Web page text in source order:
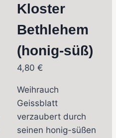
Kloster
Bethlehem
(honig-süß)
4,80 €
Weihrauch
Geissblatt
verzaubert durch
seinen honig-süßen